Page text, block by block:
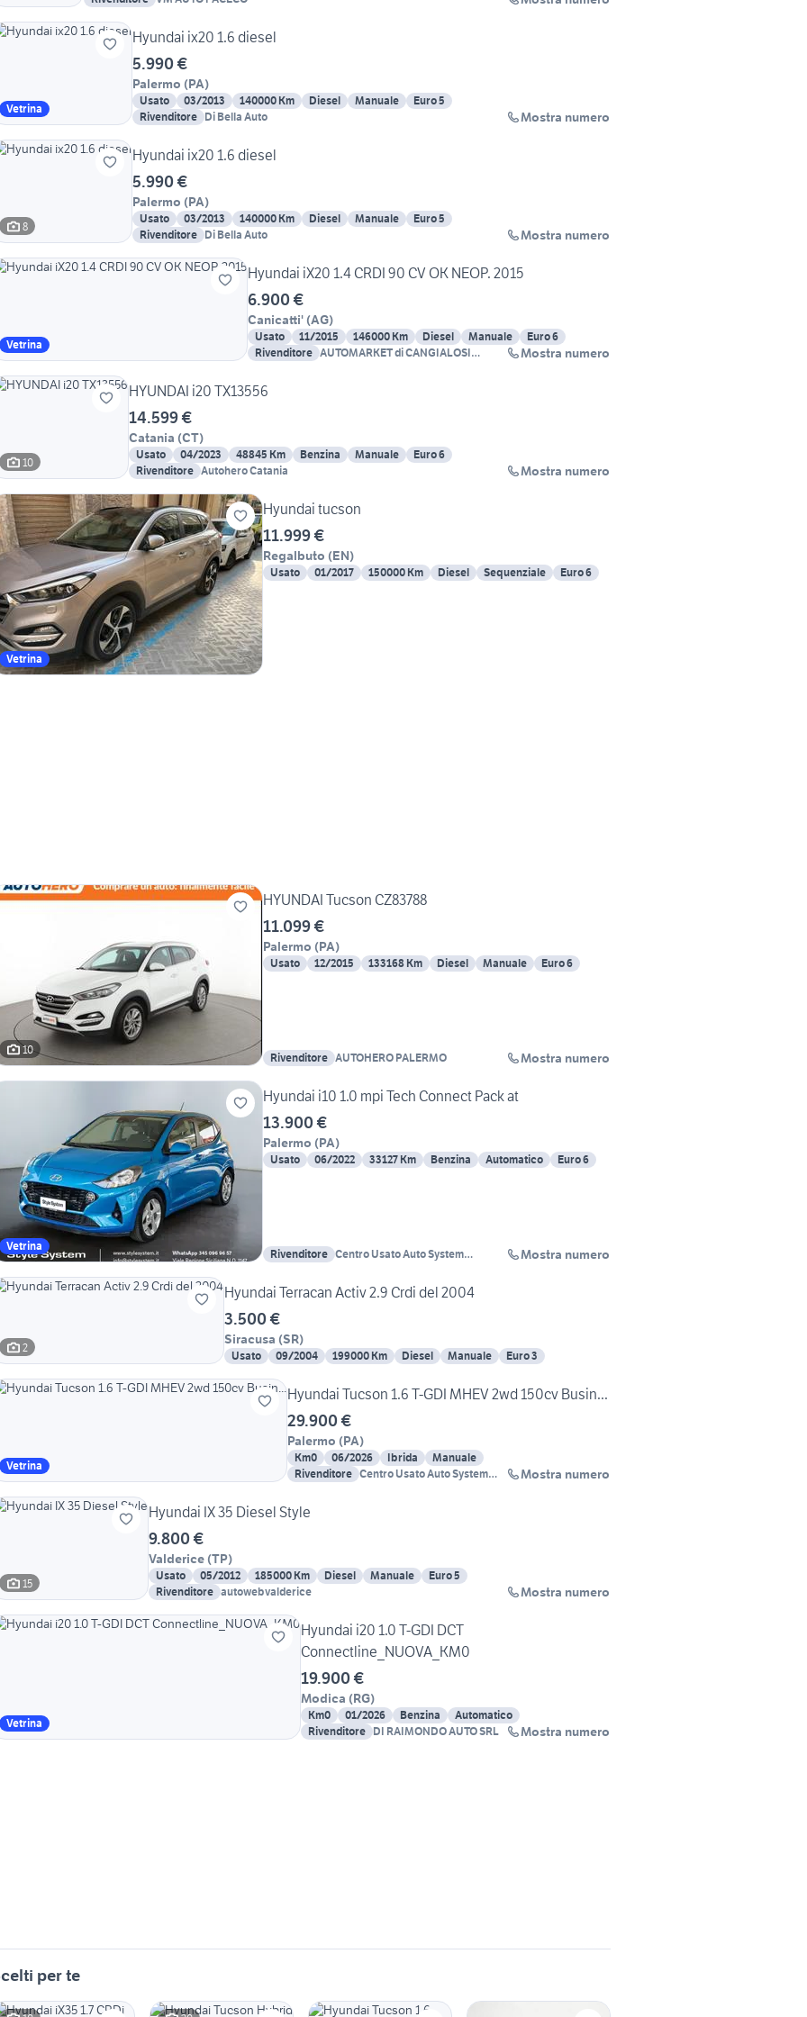
Vetrina
Hyundai ix20 1.6 diesel
5.990 €
Palermo (PA)
Usato 03/2013 140000 Km Diesel Manuale
Euro 5
Rivenditore Di Bella Auto Mostra numero
8
Hyundai ix20 1.6 diesel
5.990 €
Palermo (PA)
Usato 03/2013 140000 Km Diesel Manuale
Euro 5
Rivenditore Di Bella Auto Mostra numero
Vetrina
Hyundai iX20 1.4 CRDI 90 CV OK NEOP. 2015
6.900 €
Canicatti' (AG)
Usato 11/2015 146000 Km Diesel Manuale
Euro 6
Rivenditore AUTOMARKET di CANGIALOSI
Mostra numero
10
HYUNDAI i20 TX13556
14.599 €
Catania (CT)
Usato 04/2023 48845 Km Benzina Manuale
Euro 6
Rivenditore Autohero Catania Mostra numero
Vetrina
Hyundai tucson
11.999 €
Regalbuto (EN)
Usato 01/2017 150000 Km Diesel Sequenziale Euro 6
10
HYUNDAI Tucson CZ83788
11.099 €
Palermo (PA)
Usato 12/2015 133168 Km Diesel Manuale Euro 6
Rivenditore AUTOHERO PALERMO Mostra numero
Vetrina
Hyundai i10 1.0 mpi Tech Connect Pack at
13.900 €
Palermo (PA)
Usato 06/2022 33127 Km Benzina Automatico Euro 6
Rivenditore Centro Usato Auto System
Mostra numero
2
Hyundai Terracan Activ 2.9 Crdi del 2004
3.500 €
Siracusa (SR)
Usato 09/2004 199000 Km Diesel Manuale Euro 3
Vetrina
Hyundai Tucson 1.6 T-GDI MHEV 2wd 150cv Busin...
29.900 €
Palermo (PA)
Km0 06/2026 Ibrida
Manuale
Rivenditore Centro Usato Auto System
Mostra numero
15
Hyundai IX 35 Diesel Style
9.800 €
Valderice (TP)
Usato 05/2012 185000 Km Diesel Manuale
Euro 5
Rivenditore autowebvalderice Mostra numero
Vetrina
Hyundai i20 1.0 T-GDI DCT
Connectline_NUOVA_KM0
19.900 €
Modica (RG)
Km0 01/2026 Benzina
Automatico
Rivenditore DI RAIMONDO AUTO SRL Mostra numero
per te